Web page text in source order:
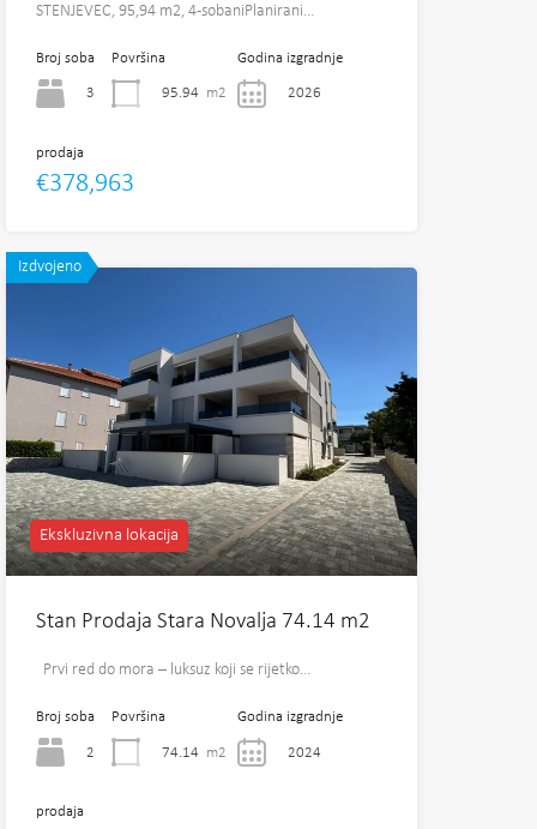
STENJEVEC, 95,94 m2, 4-sobaniPlanirani…
Broj soba
3
Površina
95.94 m2
Godina izgradnje
2026
prodaja
€378,963
Izdvojeno
Ekskluzivna lokacija
Stan Prodaja Stara Novalja 74.14 m2
Prvi red do mora – luksuz koji se rijetko…
Broj soba
2
Površina
74.14 m2
Godina izgradnje
2024
prodaja